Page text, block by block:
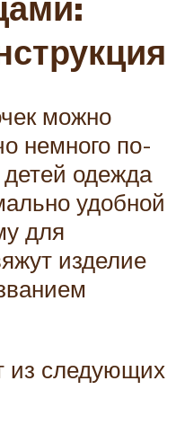
можно
немного по-
одежда
удобной
для
изделие
из следующих